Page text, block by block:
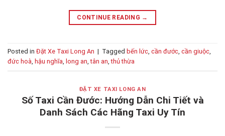
CONTINUE READING →
Posted in Đặt Xe Taxi Long An | Tagged bến lức, cần đước, cần giuộc,
đức hoà, hậu nghĩa, long an,tân an,thủ thừa
ĐẶT XE TAXI LONG AN
Số Taxi Cần Đước: Hướng Dẫn Chi Tiết và
Danh Sách Các Hãng Taxi Uy Tín